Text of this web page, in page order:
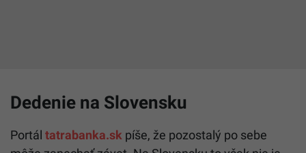
Dedenie na Slovensku
Portál tatrabanka.sk píše, že pozostalý po sebe